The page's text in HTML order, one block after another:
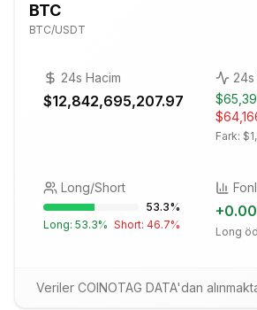
BTC
BTC/USDT
24s Hacim
$12,842,695,207.97
24s
Fark:
Long/Short
53.3%
Long: 53.3% Short: 46.7%
+
Long
Veriler COINOTAG DATA'dan